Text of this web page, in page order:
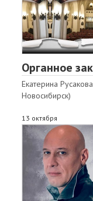
Органное
Екатерина
Новосибирск)
13 октября